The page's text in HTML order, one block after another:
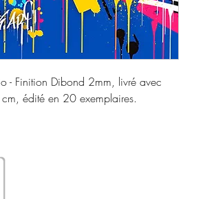
- Finition Dibond 2mm, livré avec
édité en 20 exemplaires.